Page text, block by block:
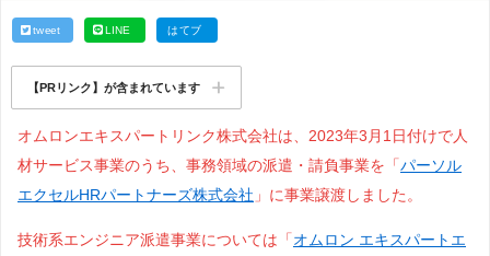
tweet LINE はてブ
【PRリンク】が含まれています
オムロンエキスパートリンク株式会社は、2023年3月1日付けで人
材サービス事業のうち、事務領域の派遣・請負事業を「パーソル
エクセルHRパートナーズ株式会社 」に事業譲渡しました。
技術系エンジニア派遣事業については「オムロン エキスパートエ